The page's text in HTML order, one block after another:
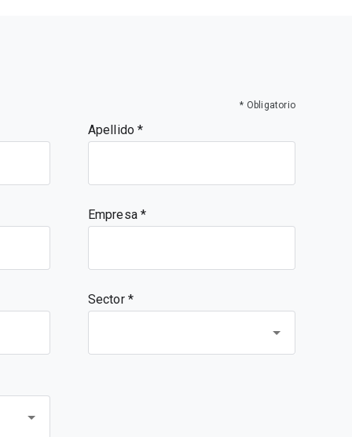
* Obligatorio
Apellido
Empresa
Sector *